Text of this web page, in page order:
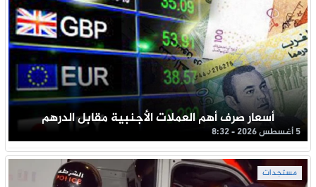
أسعار صرف أهم العملات الأجنبية مقابل الدرهم
5 أغسطس 2026 - 8:32
مستجدات